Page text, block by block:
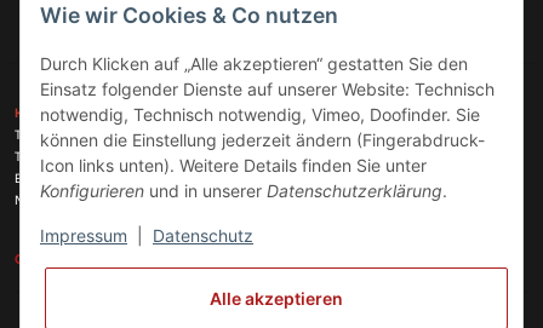
Abonnieren
KONTAKT
Telefon:+49 (0)6074 816 08 0
Telefax:
+49 (0)6074 215 08 60
E-Mail:
info@meinhausgeraetedoc.de
Max Planck Str. 6 c, 63322 Rödermark
GESETZLICHE INFORMATIONEN
ZAHLUNGSARTEN
VERSANDARTEN
Wie wir Cookies & Co nutzen
Durch Klicken auf „Alle akzeptieren“ gestatten Sie den
Einsatz folgender Dienste auf unserer Website: Technisch
notwendig, Technisch notwendig, Vimeo, Doofinder. Sie
können die Einstellung jederzeit ändern (Fingerabdruck-
Icon links unten). Weitere Details finden Sie unter
Konfigurieren und in unserer Datenschutzerklärung.
Impressum Datenschutz
Alle akzeptieren